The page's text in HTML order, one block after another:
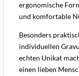
ergonomische
und komfortable
Besonders
individuellen
echten Unikat
einen lieben